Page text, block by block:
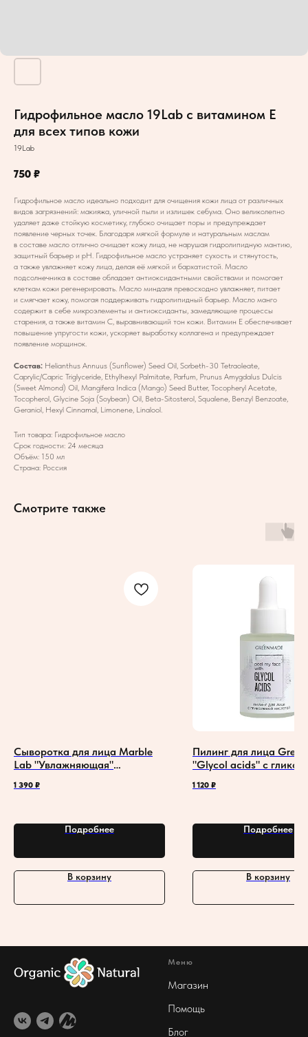
Гидрофильное масло 19Lab с витамином Е
для всех типов кожи
19Lab
750 ₽
Гидрофильное масло идеально подходит для очищения кожи лица от различных
видов загрязнений: макияжа, уличной пыли и излишек себума. Оно великолепно
удаляет даже стойкую косметику, глубоко очищает поры и предупреждает
появление черных точек. Благодаря мягкой формуле и натуральным маслам
в составе масло отлично очищает кожу лица, не нарушая гидролипидную мантию,
защитный барьер и pH. Гидрофильное масло устраняет сухость и стянутость,
а также увлажняет кожу лица, делая её мягкой и бархатистой. Масло
подсолнечника в составе обладает антиоксидантными свойствами и помогает
клеткам кожи регенерировать. Масло миндаля превосходно увлажняет, питает
и смягчает кожу, помогая поддерживать гидролипидный барьер. Масло манго
содержит в себе микроэлементы и антиоксиданты, замедляющие процессы
старения, а также витамин С, выравнивающий тон кожи. Витамин Е обеспечивает
повышение упругости кожи, ускоряет выработку коллагена и предупреждает
появление морщинок.
Состав: Helianthus Annuus (Sunflower) Seed Oil, Sorbeth-30 Tetraoleate,
Caprylic/Capric Triglyceride, Ethylhexyl Palmitate, Parfum, Prunus Amygdalus Dulcis
(Sweet Almond) Oil, Mangifera Indica (Mango) Seed Butter, Tocopheryl Acetate,
Tocopherol, Glycine Soja (Soybean) Oil, Beta-Sitosterol, Squalene, Benzyl Benzoate,
Geraniol, Hexyl Cinnamal, Limonene, Linalool.
Тип товара: Гидрофильное масло
Срок годности: 24 месяца
Объём: 150 мл
Страна: Россия
Смотрите также
Сыворотка для лица Marble
Lab "Увлажняющая"
пептидом меди и комплексом
1 390 ₽
Подробнее
В корзину
Пилинг для лица
"Glycol acids" с
1 120 ₽
Подробнее
В корзину
Меню
Магазин
Помощь
Блог